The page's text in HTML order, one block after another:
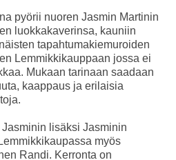
pyörii nuoren Jasmin Martinin
luokkakaverinsa, kauniin
tapahtumakiemuroiden
Lemmikkikauppaan jossa ei
Mukaan tarinaan saadaan
kaappaus ja erilaisia
lisäksi Jasminin
myös
Randi. Kerronta on